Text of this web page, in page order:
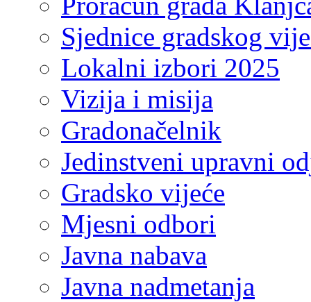
Sjednice gradskog
Lokalni izbori 2025
Vizija i misija
Gradonačelnik
Jedinstveni upravni
Gradsko vijeće
Mjesni odbori
Javna nabava
Javna nadmetanja